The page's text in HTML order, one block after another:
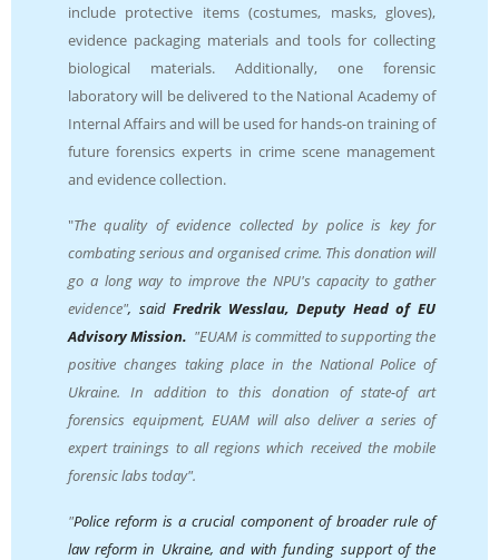
include protective items (costumes, masks, gloves),
evidence packaging materials and tools for collecting
biological materials. Additionally, one forensic
laboratory will be delivered to the National Academy of
Internal Affairs and will be used for hands-on training of
future forensics experts in crime scene management
and evidence collection.
"The quality of evidence collected by police is key for
combating serious and organised crime. This donation will
go a long way to improve the NPU's capacity to gather
evidence", saidFredrik Wesslau, Deputy Head of EU
Advisory Mission. "EUAM is committed to supporting the
positive changes taking place in the National Police of
Ukraine. In addition to this donation of state-of art
forensics equipment, EUAM will also deliver a series of
expert trainings to all regions which received the mobile
forensic labs today".
"Police reform is a crucial component of broader rule of
law reform in Ukraine, and with funding support of the